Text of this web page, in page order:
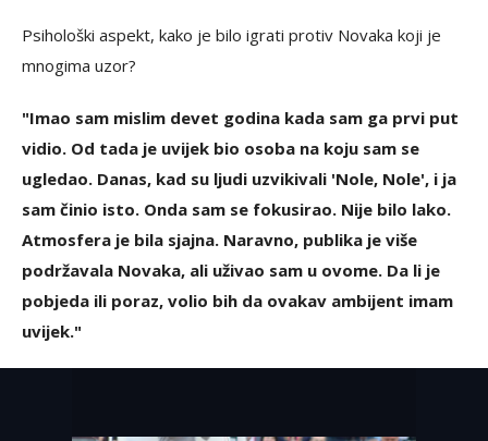
Psihološki aspekt, kako je bilo igrati protiv Novaka koji je
mnogima uzor?
"Imao sam mislim devet godina kada sam ga prvi put
vidio. Od tada je uvijek bio osoba na koju sam se
ugledao. Danas, kad su ljudi uzvikivali 'Nole, Nole', i ja
sam činio isto. Onda sam se fokusirao. Nije bilo lako.
Atmosfera je bila sjajna. Naravno, publika je više
podržavala Novaka, ali uživao sam u ovome. Da li je
pobjeda ili poraz, volio bih da ovakav ambijent imam
uvijek."